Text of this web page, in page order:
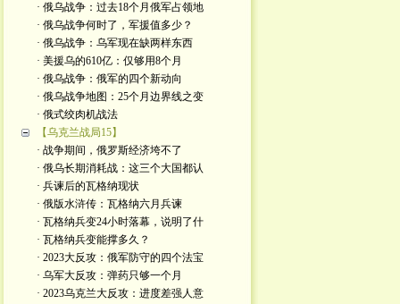
· 俄乌战争：过去18个月俄军占领地
· 俄乌战争何时了，军援值多少？
· 俄乌战争：乌军现在缺两样东西
· 美援乌的610亿：仅够用8个月
· 俄乌战争：俄军的四个新动向
· 俄乌战争地图：25个月边界线之变
· 俄式绞肉机战法
【乌克兰战局15】
· 战争期间，俄罗斯经济垮不了
· 俄乌长期消耗战：这三个大国都认
· 兵谏后的瓦格纳现状
· 俄版水浒传：瓦格纳六月兵谏
· 瓦格纳兵变24小时落幕，说明了什
· 瓦格纳兵变能撑多久？
· 2023大反攻：俄军防守的四个法宝
· 乌军大反攻：弹药只够一个月
· 2023乌克兰大反攻：进度差强人意